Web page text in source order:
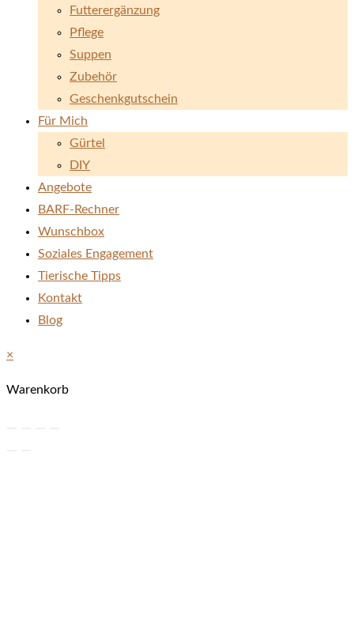
Futterergänzung
Pflege
Suppen
Zubehör
Geschenkgutschein
Für Mich
Gürtel
DIY
Angebote
BARF-Rechner
Wunschbox
Soziales Engagement
Tierische Tipps
Kontakt
Blog
×
Warenkorb